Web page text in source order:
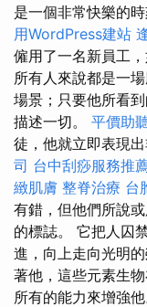
是一個非常快樂的
用WordPress建站
僱用了一名新員工
所有人來說都是一
場景；只要他所看
描述一切。 平價助
徒，他就立即表現
司 台中刮痧服務推
緻肌膚 整脊治療 台
有錯，但他們所說
的標誌。 它把人囚
進，向上走向光明的
著他，這些元素生
所有的能力來增強他